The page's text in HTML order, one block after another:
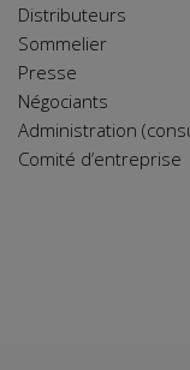
Distributeurs
Sommelier
Presse
Négociants
Administration
Comité d’entreprise